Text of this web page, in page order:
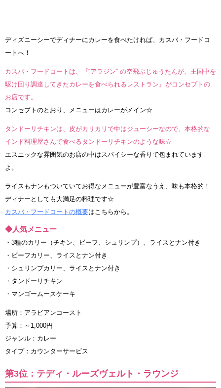
ディズニーシーでディナーにカレーを食べたければ、カスバ・フードコ
ートへ！
カスバ・フードコートは、『“アラジン” の空飛ぶじゅうたんが、王国中を
駆け回り調達してきたカレーを食べられるレストラン』がコンセプトの
お店です。
コンセプトのとおり、メニューはカレーがメイン☆
タンドーリチキンは、皮がカリカリで中はジューシーなので、本格的な
インド料理屋さんで食べるタンドーリチキンのような味☆
エスニックな雰囲気のお店の中はスパイシーな香りで包まれています
よ。
ライスもナンもついていてお得なメニューが豊富なうえ、味も本格的！
ディナーとしても大満足の料理です☆
カスバ・フードコートの概要はこちらから。
◆人気メニュー
・3種のカリー（チキン、ビーフ、シュリンプ）、ライスとナン付き
・ビーフカリー、ライスとナン付き
・シュリンプカリー、ライスとナン付き
・タンドーリチキン
・マンゴームースケーキ
場所：アラビアンコースト
予算：～1,000円
ジャンル：カレー
タイプ：カウンターサービス
第3位：テディ・ルーズヴェルト・ラウンジ